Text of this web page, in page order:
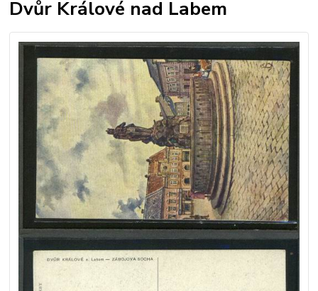
Dvůr Králové nad Labem